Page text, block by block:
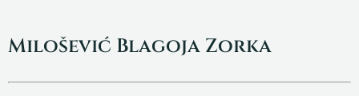
Milošević Blagoja Zorka